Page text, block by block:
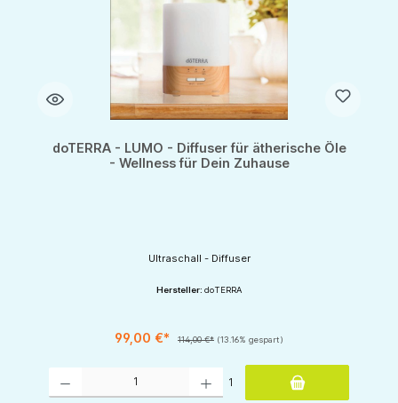
doTERRA - LUMO - Diffuser für ätherische Öle
- Wellness für Dein Zuhause
Ultraschall - Diffuser
Hersteller: doTERRA
99,00 €* 114,00 €* (13.16% gespart)
1